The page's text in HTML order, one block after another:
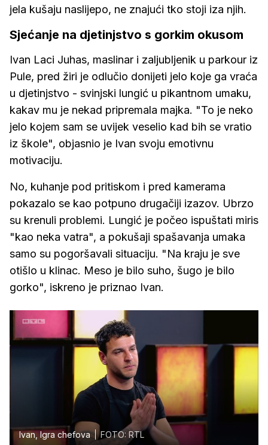
jela kušaju naslijepo, ne znajući tko stoji iza njih.
Sjećanje na djetinjstvo s gorkim okusom
Ivan Laci Juhas, maslinar i zaljubljenik u parkour iz
Pule, pred žiri je odlučio donijeti jelo koje ga vraća
u djetinjstvo - svinjski lungić u pikantnom umaku,
kakav mu je nekad pripremala majka. "To je neko
jelo kojem sam se uvijek veselio kad bih se vratio
iz škole", objasnio je Ivan svoju emotivnu
motivaciju.
No, kuhanje pod pritiskom i pred kamerama
pokazalo se kao potpuno drugačiji izazov. Ubrzo
su krenuli problemi. Lungić je počeo ispuštati miris
"kao neka vatra", a pokušaji spašavanja umaka
samo su pogoršavali situaciju. "Na kraju je sve
otišlo u klinac. Meso je bilo suho, šugo je bilo
gorko", iskreno je priznao Ivan.
Ivan, Igra chefova FOTO: RTL